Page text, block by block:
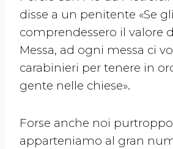
disse a un penitente «Se
comprendessero il valore
Messa, ad ogni messa ci
carabinieri per tenere in
gente nelle chiese».
Forse anche noi
apparteniamo al gran